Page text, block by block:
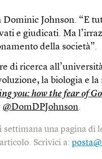
Johnson. “E
e giudicati. Ma
della società”.
di ricerca
la biologia e
you: how the fear of
@DomDPJohnson.
una pagina di
Scrivici a: